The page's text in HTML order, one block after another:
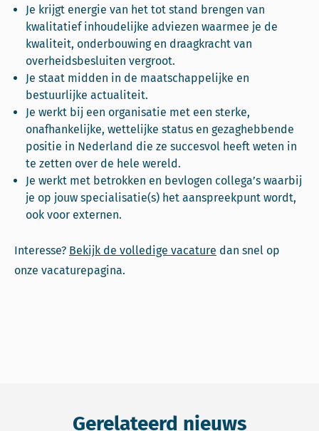
Je krijgt energie van het tot stand brengen van
kwalitatief inhoudelijke adviezen waarmee je de
kwaliteit, onderbouwing en draagkracht van
overheidsbesluiten vergroot.
Je staat midden in de maatschappelijke en
bestuurlijke actualiteit.
Je werkt bij een organisatie met een sterke,
onafhankelijke, wettelijke status en gezaghebbende
positie in Nederland die ze succesvol heeft weten in
te zetten over de hele wereld.
Je werkt met betrokken en bevlogen collega’s waarbij
je op jouw specialisatie(s) het aanspreekpunt wordt,
ook voor externen.
Interesse? Bekijk de volledige vacature dan snel op
onze vacaturepagina.
Gerelateerd nieuws